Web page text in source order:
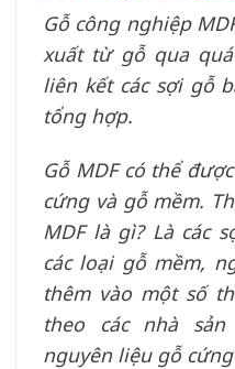
Gỗ công nghiệp
xuất từ gỗ qua
liên kết các sợi gỗ
tổng hợp.
Gỗ MDF có thể
cứng và gỗ mềm.
MDF là gì? Là các
các loại gỗ mềm,
thêm vào một số
theo các nhà
nguyên liệu gỗ